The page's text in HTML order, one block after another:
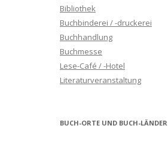
Bibliothek
Buchbinderei / -druckerei
Buchhandlung
Buchmesse
Lese-Café / -Hotel
Literaturveranstaltung
BUCH-ORTE UND BUCH-LÄNDER